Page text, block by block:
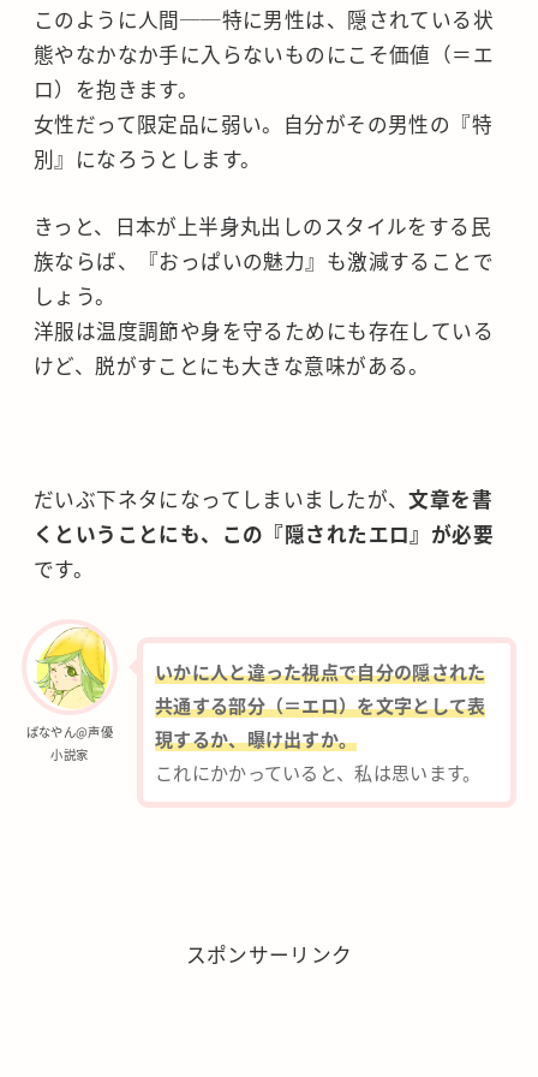
このように人間──特に男性は、隠されている状
態やなかなか手に入らないものにこそ価値（＝エ
ロ）を抱きます。
女性だって限定品に弱い。自分がその男性の『特
別』になろうとします。
きっと、日本が上半身丸出しのスタイルをする民
族ならば、『おっぱいの魅力』も激減することで
しょう。
洋服は温度調節や身を守るためにも存在している
けど、脱がすことにも大きな意味がある。
だいぶ下ネタになってしまいましたが、文章を書
くということにも、この『隠されたエロ』が必要
です。
ばなやん@声優
小説家
いかに人と違った視点で自分の隠された
共通する部分（＝エロ）を文字として表
現するか、曝け出すか。
これにかかっていると、私は思います。
スポンサーリンク